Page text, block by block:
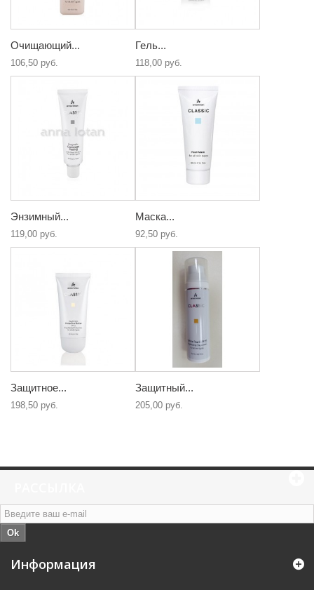
Очищающий...
106,50 руб.
Гель...
118,00 руб.
Энзимный...
119,00 руб.
Маска...
92,50 руб.
Защитное...
198,50 руб.
Защитный...
205,00 руб.
Ok
Информация